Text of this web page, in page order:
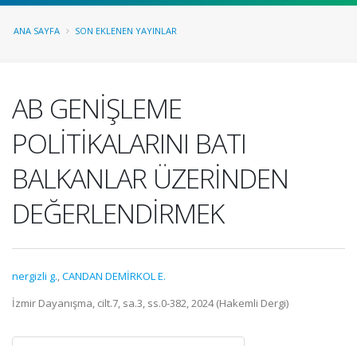
ANA SAYFA SON EKLENEN YAYINLAR
AB GENİŞLEME
POLİTİKALARINI BATI
BALKANLAR ÜZERİNDEN
DEĞERLENDİRMEK
nergizli g.,CANDAN DEMİRKOL E.
İzmir Dayanışma, cilt.7, sa.3, ss.0-382, 2024 (Hakemli Dergi)